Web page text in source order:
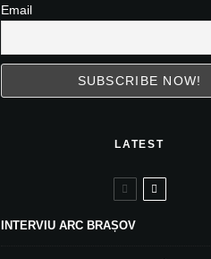
Email
LATEST
INTERVIU ARC BRAȘOV